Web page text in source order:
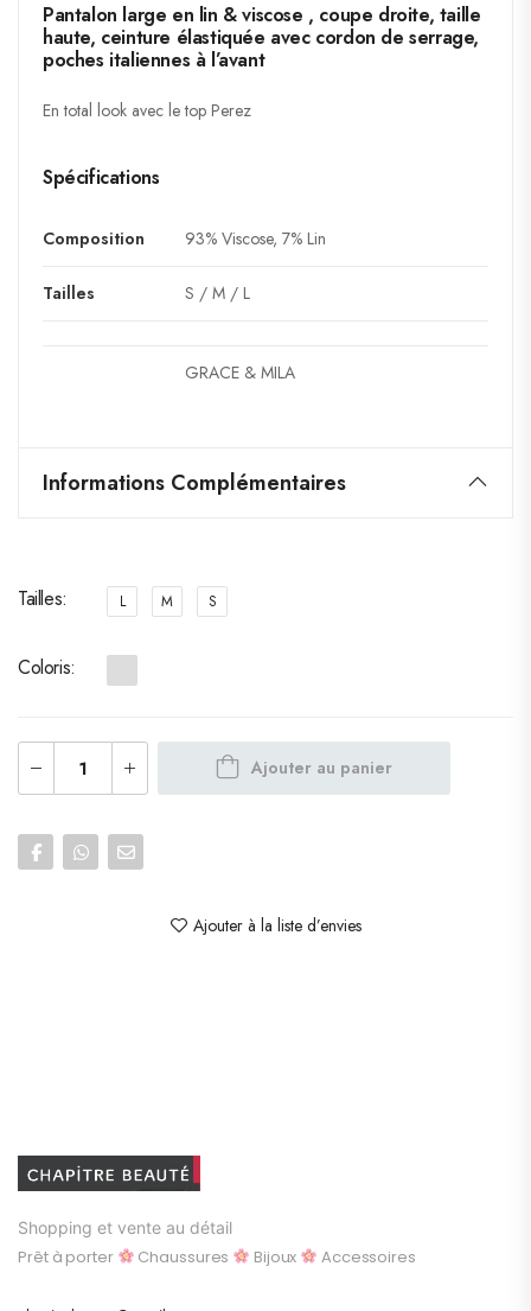
Pantalon large en lin & viscose , coupe droite, taille
haute, ceinture élastiquée avec cordon de serrage,
poches italiennes à l’avant
En total look avec le top Perez
Spécifications
Composition 93% Viscose, 7% Lin
Tailles S / M / L
GRACE & MILA
Informations Complémentaires
Tailles L M S
Coloris
Ajouter au panier
Ajouter à la liste d’envies
Shopping et vente au détail
Prêt à porter Chaussures Bijoux Accessoires